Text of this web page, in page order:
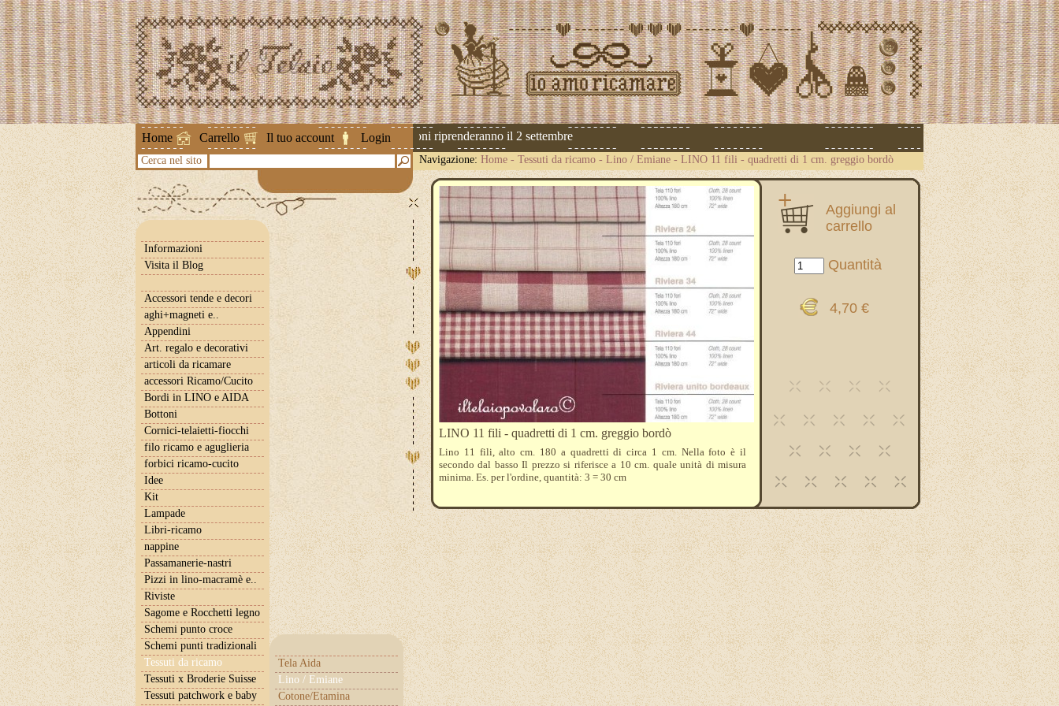
Home Carrello Il tuo account Login
Attenzione ! Le spedizioni riprenderanno il 2 settembre
Cerca nel sito Navigazione: Home - Tessuti da ricamo - Lino / Emiane - LINO 11 fili - quadretti di 1 cm. greggio bordò
Informazioni
Visita il Blog
Accessori tende e decori
aghi+magneti e..
Appendini
Art. regalo e decorativi
articoli da ricamare
accessori Ricamo/Cucito
Bordi in LINO e AIDA
Bottoni
Cornici-telaietti-fiocchi
filo ricamo e aguglieria
forbici ricamo-cucito
Idee
Kit
Lampade
Libri-ricamo
nappine
Passamanerie-nastri
Pizzi in lino-macramè e..
Riviste
Sagome e Rocchetti legno
Schemi punto croce
Schemi punti tradizionali
Tessuti da ricamo
Tela Aida
Lino / Emiane
Cotone/Etamina
Tessuti x Broderie Suisse
Tessuti patchwork e baby
Aggiungi al
carrello
Quantità
4,70 €
LINO 11 fili - quadretti di 1 cm. greggio bordò
Lino 11 fili, alto cm. 180 a quadretti di circa 1 cm. Nella foto è il
secondo dal basso Il prezzo si riferisce a 10 cm. quale unità di misura
minima. Es. per l'ordine, quantità: 3 = 30 cm